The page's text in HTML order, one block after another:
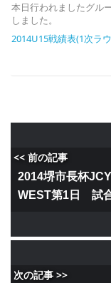
本日行われましたグル
しました。
2014U15戦績表(1次ラ
<< 前の記事
2014堺市長杯
WEST第1日 試
次の記事 >>